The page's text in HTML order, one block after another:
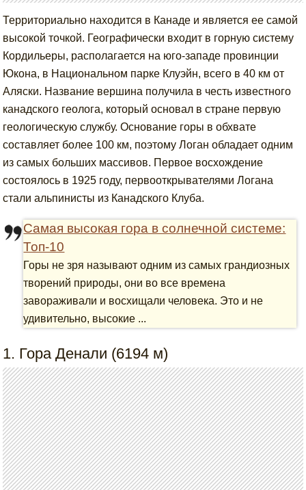
Территориально находится в Канаде и является ее самой
высокой точкой. Географически входит в горную систему
Кордильеры, располагается на юго-западе провинции
Юкона, в Национальном парке Клуэйн, всего в 40 км от
Аляски. Название вершина получила в честь известного
канадского геолога, который основал в стране первую
геологическую службу. Основание горы в обхвате
составляет более 100 км, поэтому Логан обладает одним
из самых больших массивов. Первое восхождение
состоялось в 1925 году, первооткрывателями Логана
стали альпинисты из Канадского Клуба.
Самая высокая гора в солнечной системе:
Топ-10
Горы не зря называют одним из самых грандиозных
творений природы, они во все времена
завораживали и восхищали человека. Это и не
удивительно, высокие ...
1. Гора Денали (6194 м)